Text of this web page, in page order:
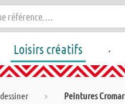
Loisirs créatifs .
Peintures Cromar